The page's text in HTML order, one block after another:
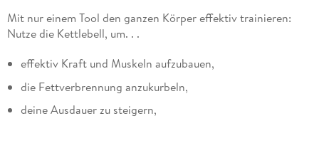
Mit nur einem Tool den ganzen Körper effektiv trainieren:
Nutze die Kettlebell, um. . .
effektiv Kraft und Muskeln aufzubauen,
die Fettverbrennung anzukurbeln,
deine Ausdauer zu steigern,